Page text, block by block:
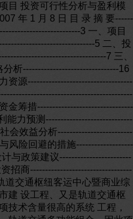
元地中海， 大学城 华亭老街庙前街是松江文化旅游商业步行界，是传统 现代结合，中山中路是商业中心各种商业最集中最繁 华，开元地中海、大学城是新区的几大商业核心圈。 华亭老街：3 万人次/日庙前街： 8.万人次/日中山中 路：22 万人次/日松江商城：2 万人次/日开元地中海： 4000 人次/日 百货：上海第一百货、 惠鑫百货、松江商城 上海第一百货松江分店、松江商城都在中山中路经营 中高档商品。惠鑫百货在人民南路是中抵挡百货。 零售 大卖场：易初莲花、 大润发、乐购 在新区的易初莲花、乐购和临近大润发。形成新区商 业中心，营造了新区商业氛围。 砖桥综合批发市场 综合类批发市场 包括农贸市场批发 上海松江国际五金电 器城 由上海京都置业有限公司和上海江松置业有限公司合 作开发的，总投资达 5 亿元。本项目占地 320 亩，共 计 1000 多间商铺，分二期完成,一期二期项目均于 2005 年年底推出。 上海国际礼品城 本项目西侧是佘山国 家旅游度假区，西南 侧是大学城和松江新 城，东南侧是松江出 口工业区，拥有良好 的投资环境和人文环 境。 礼品城位于松江区洞泾镇砖桥贸易区东侧的“松江 5169 号”地块，处于上海通往南方各省交通要塞，距离 上海市区 45 分钟车程，南靠砖莘公路，北接沪松公路， 交通便捷多条公交线路途经。2002 年动工的轻轨 9 号 线建成后，松江到人民广场只需 30 分钟，轻轨泗泾站 到礼品城仅 3 分钟。礼品城将建成为目前国内规模最 大、功能设施最齐全、经营品位最高、辐射能力最强， 集批发、零售、会展、电子商务、国际贸易于一体的 智能化礼品商贸交易中心，总占地面积 466 亩，总建 筑面积 50 万平方米，总投资超 10 亿元，一期市场建 筑面积 22 万平方米。项目建成后，拥有营业店铺 3000 余个，写字楼场所 1000 多个，经营、服务人员将达 1 万多人，日交易额预计可达 3000 万元以上，日客流量 可达 3 万人次。 松卫汽车配件用品城 2006 年 3 月 28 日试营业 项目总建筑 8 万余平方米，将形成一个集“整车展 示、汽车用品、快修养护、装饰美容、汽车零部件贸 易、仓储、办公电子商务、休闲娱乐八大功能”于一体 的大型综合后汽车专业市场。功能定位为以“汽车用品 批发为主，兼有美容保养快修、及汽车零部件批发零 售等服务”。全力打造新型后汽车产业商业旗舰。 批发市场分析结论 今后应适合引进著名批发市场,与苏州、无锡、常州大 学专业市场和上海其它区市场形成互补. （一）大卖场和批发市场的市场依据和可行性分析 1 市场的状况分析 目前大的批发市场有松江区洞泾镇砖桥贸易区的上海国际礼品城、上海砖桥 贸易城综合批发市场、海沪松海鲜批发市场 这些市场，总体量已接近 50 万平米。辐射全上海和苏浙周边地区。 洞泾镇砖桥贸易区的上海国际礼品城和上海砖桥贸易城综合批发市场主要 区位优势在于位于沪杭高速、沪青平高速、沪宁和同山国道、地铁九号线都从这 里进入上海；然而礼品城的市场是客流量大历史悠久文化底蕴深厚旅游业发达的 松江和松江新城、松江大学城、松江国家级出口加工区、松江高科技园区等重点 项目。而批发市场针对松江以及辐射苏浙周边地区的优势似乎还没有本项目的优 越。 另外，砖桥市场主要经营低档的生活用品，缺少高档商品的品类，客户主要 是当地居民和郊县的小批发商。经销的货源渠道主要来自义乌等地的批发商，资 金和商品品种有限。 2、松江的批发市场问题的分析 ①、定位不明、运营管理缺乏特色 松江的批发市场普遍存在定位不明确、缺乏经营特色、运营管理非系统化等特点， 贸易环境杂乱、仓储物流设施缺乏。 ①品牌培育不足 目前的经营是市场自然形成的，不是依赖于品牌，抗风险性、竞争大型连锁 的市场能力较弱。 ①发展后势不足 目前的批发市场存在着规划管理不到位、商品流通领域狭窄的缺点。覆盖率低， 没有形成展示、交易、加工、物流配送，文化、配套产业开发为经营特色。 （二）对相关步行街零售市场现状认识： 1 差异化不足，业态同质化业种交叉 2 中高端定位不够，无法应对轨道交通带来的大量目的性消费需要 项目市场分析与前景预测总结分析： （一）、项目 3 公里半径人口及松江新城人口数据 经过实际调研统计测算，项目周边半径 3 公里内十九个社区未来两年居住人 口最低是 5 万人左右。未来五年，项目周边半径 3 公里内居住人口最低是 19 万 人左右，包括大学城、新规划报建的社区和已有居住区的增长人口。 按上海人口普查办和松江统计局测算，松江新城现有人口 37 万人。未来五年 规划和增长总人口将达到 93 万人。 见附表《项目周边半径 3 公里新社区未来 2 年居住人口调查.》、《项目周边正 在规划建设的社区调查表》、《上海松江大学城未来 4 年常住人口调查.》。《松江 新城商业面积供应情况调查表》 （二）上海市规划依据： 依据《上海商业分级设置规范》、《上海商业零售业态规范》、《上海市零售商 业业态分类》、《关于上海市零售商业服务业网点布局的指导意见》和《上海商业 发展第十个五年计划纲要》 相关规定。 《关于上海市零售商业服务业网点布局的指导意见》： “（四）社区（居住区）商业，列入社区（居住区）商业重点建设的区域是： 人口规模达到 5 万以上的居住区。 社区（居住区）商业建设，。。。。。。以新型社区购物中心为主体，建设发展 融合各种新型业态、各种服务功能的现代社区商业。鼓励设置：购物中心（社区 型）、超市、便利店、专业店、菜市场、餐饮网点、生活服务网点；适度设置： 大型综合超市、文化娱乐网点、专卖店；限制设置：百货店、仓储商店、集贸市 场。” 《上海商业发展第十个五年计划纲要》： “。。。。。。积极稳妥地推进大型购物中心和大型综合超市（大卖场）的建 设。。。。。。。，在交通便捷、人流集中、辐射区域广阔的地方，建设 3-5 座融购物、 休闲、娱乐、餐饮、文化功能于一体的 15 万平方米以上的现代化大型购物中心。 根据人口密度、交通条件以及周边地区商业环境，有控制地建设发展 1 万平方米 以上的大卖场。建设大卖场的原则是：内环线以内地区严格控制，内外环线之间 适度控制，外环线以外可以发展。按《上海市零售商业业态分类》，每 20 万人口 或以半径 3 公里商圈配置一个。"十五"期末，大卖场的发展数量控制在 60 家左 右。。。。。。继续推进连锁超市、便利店、副食品零售网点的规范化、规模化建设。 调整超市结构，鼓励发展食品加强型超市。在缺少商业网点的地区，继续发展超 市门店、便利店和副食品零售网点。按《上海市零售商业业态分类》，每 1 万人 口配置一个超市，每 3000 人或 300 米为半径配置一个便利店，"十五"期末，市 内门店分别达到 1300 家和 3000 家左右。。。。。。。按每万人设置 1200 平方米副食 品零售商场（含超市、大卖场中的副食品经营面积），500 米为半径的居住区域 内配置 1 个规范经营的副食品商场的标准，加快副食品零售网点建设。 。。。。。。。。。到 2005 年，基本形成品牌专卖、系列专卖与特种商品专卖的连 锁经营体系，专卖店网点数达到 3000 家。鼓励企业细分目标市场，大力发展不 同规模的专业和特色经营，形成 100 种以上的连锁专业系列，专业店网点数达 到 5000 家。 基于其中的： 《关于上海市零售商业服务业网点布局的指导意见》“（四）社区（居住区）， 商业为人口规模达到 5 万以上的居住区。 《上海商业发展第十个五年计划纲要》和《上海市零售商业业态分类》中所 说的“在交通便捷、人流集中、辐射区域广阔的地方，建设 3-5 座融购物、休闲、 娱乐、餐饮、文化功能于一体的 15 万平方米以上的现代化大型购物中心。根据 人口密度、交通条件以及周边地区商业环境，有控制地建设发展 1 万平方米以上 的大卖场。。。。。。。每 20 万人口或以半径 3 公里商圈配置一个大卖场。” 据此：5 年后，本项目周边半径 3 公里左右居住区居住人口将要到达 19 万人， 本商业中心至少可以确认成为“社区（居住区）商业”和“15 万平方米以上的现代 化大型购物中心”包括至少“一个大卖场”。 （三）轨道、客运、公交线交通会在未来 5 到 10 年间产生 70 万——85 万 平方米的商业物业需求。 轨道交通 9 号线松江大学城站（即松江客运中心）的日客流集散量达 万 乘次/日。由松江客运中心到发的 42 条地面公交线和长途客运线其日客流集散量 约在 万乘次/日，即松江客运中心日交通出行量约 万乘次/日，考虑各交 通方式间的换乘因素，出入松江客运中心的客流总量约在 万次/日（不考虑 客运中心公建设施吸引）。在轨道交通的通行后，按照每天 4954 人次的数量通过 轨道交通流经\到达松江，同时全区共有公交线路 34 条连接松江各区域以及闵行、 徐汇、青浦等地；合计有公交运营车辆 258 辆。2205 年公共交通客运的日均总 量 万人次，其他客运运营出租车辆 250 辆，日均客运总量 万人次。（中 短途 万人次；跨省 万人次\社会公交 万人次）并将逐步递增。 随着轨道交通的通行、区域流动人口的逐步递增、会为百货零售业、专业市 场等商业形态的经营带来巨大市场。按人均 平方米的合理测定，会在轨道交 通枢纽周边未来 5 到 10 年间产生 10 万——20 万平方米的商业物业需求。目前 松江人均商业面积已经超过 平方米过剩,缺乏集中型高水平购物中心,能够增 强松江商业辐射力的项目较少,只有开元地中海起点较高,松江商城算是本地较好 的商业项目。 （四）作为上海外围紧密型的扩散区产生目的性消费需要 松江作为上海外围紧密型的扩散区域是副都心所在。上海市内的大量的补充 型消费必然随着轨道交通滚滚来到。按照城市经济学和消费学的规律，在繁华的 大都市里无法实现或缺乏功能的消费必然在城市郊区或临近区域出现。这就是目 的性消费需要。如，旅游、疗养、朝拜、物流集散配送、教育培训、体育集训等 等。而这些资源松江都具备且极具优势。但目前这方面的商业规划却十分不足， 比起其他的上海外围区域有所落后。象安亭的国际赛车场，就一举成为国内外的 目的性消费的新的平台。 二、 项目选址分析与新的投资模型方案 （一）选址分析： 图 1 上海松江在长三角的区位 松江区位于上海市的西南部,地